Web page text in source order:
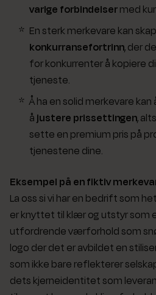
varige forbindelsermed
En sterk merkevare kan
konkurransefortrinn, der
for konkurrenter å kopiere
tjeneste.
Å ha en solid merkevare
å justere prissettingen,
sette en premium pris på
tjenestene dine.
Eksempel på en fiktiv
La oss si vi har en bedrift som
er knyttet til klær og utstyr som
utfordrende værforhold som
logo der det er avbildet en
som ikke bare reflekterer
dets kjerneidentitet som